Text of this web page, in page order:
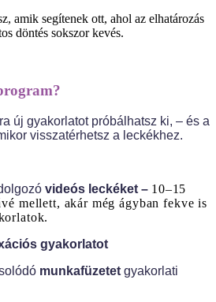
amik segítenek ott, ahol az elhatározás
döntés sokszor kevés.
új gyakorlatot próbálhatsz ki, – és a
visszatérhetsz a leckékhez.
videós leckéket – 10–15
mellett, akár még ágyban fekve is
gyakorlatot
munkafüzetet gyakorlati